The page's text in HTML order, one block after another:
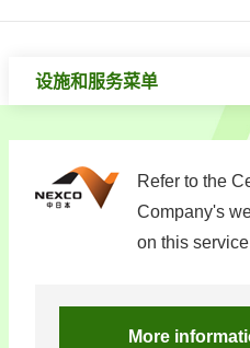
设施和服务菜单
Refer to the
Company's
on this
More